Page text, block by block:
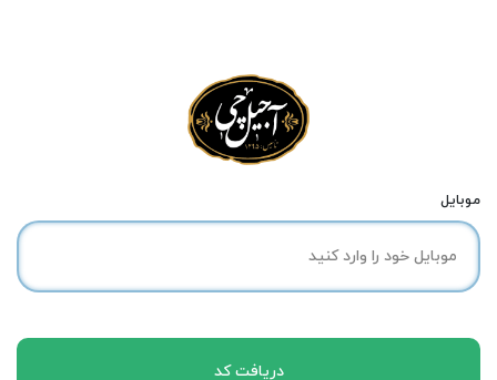
موبایل
دریافت کد